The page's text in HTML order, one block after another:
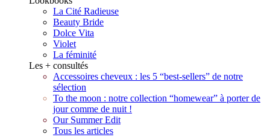
La Cité Radieuse
Beauty Bride
Dolce Vita
Violet
La féminité
Les + consultés
Accessoires cheveux : les 5 “best-sellers” de notre
sélection
To the moon : notre collection “homewear” à porter de
jour comme de nuit !
Our Summer Edit
Tous les articles